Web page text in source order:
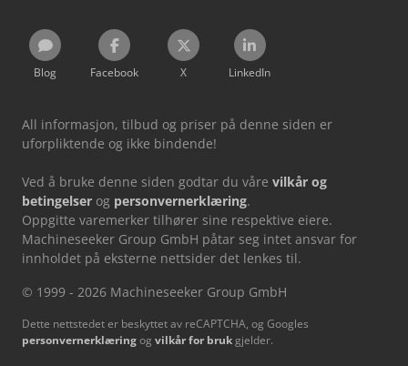
Blog Facebook X LinkedIn
All informasjon, tilbud og priser på denne siden er
uforpliktende og ikke bindende!
Ved å bruke denne siden godtar du våre vilkår og
betingelser og personvernerklæring.
Oppgitte varemerker tilhører sine respektive eiere.
Machineseeker Group GmbH påtar seg intet ansvar for
innholdet på eksterne nettsider det lenkes til.
© 1999 - 2026 Machineseeker Group GmbH
Dette nettstedet er beskyttet av reCAPTCHA, og Googles
personvernerklæringog vilkår for bruk gjelder.